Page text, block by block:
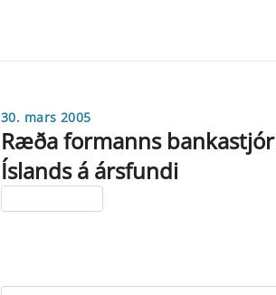
30. mars 2005
Ræða formanns
Íslands á ársfundi